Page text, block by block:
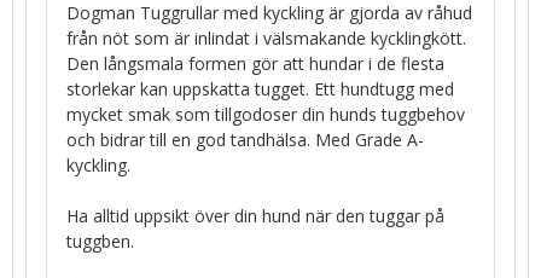
Dogman Tuggrullar med kyckling är gjorda av råhud
från nöt som är inlindat i välsmakande kycklingkött.
Den långsmala formen gör att hundar i de flesta
storlekar kan uppskatta tugget. Ett hundtugg med
mycket smak som tillgodoser din hunds tuggbehov
och bidrar till en god tandhälsa. Med Grade A-
kyckling.
Ha alltid uppsikt över din hund när den tuggar på
tuggben.